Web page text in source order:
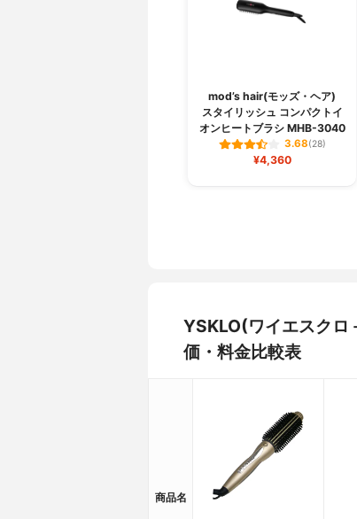
mod’s hair(モッズ・ヘア)
スタイリッシュ コンパクトイ
オンヒートブラシ MHB-3040
3.68(28)
¥4,360
YSKLO(ワイエスクロ
価・料金比較表
商品名